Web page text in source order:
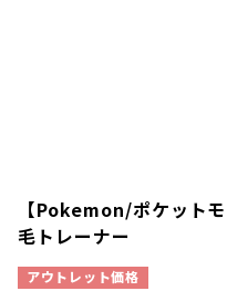
【Pokemon/ポケット
毛トレーナー
アウトレット価格